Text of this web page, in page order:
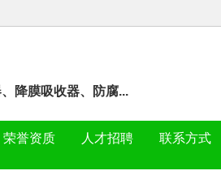
降膜吸收器、防腐...
荣誉资质 人才招聘 联系方式